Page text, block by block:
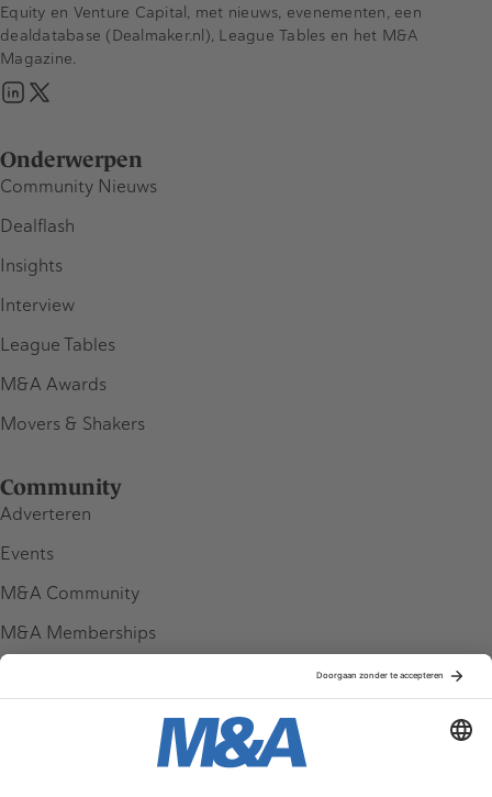
Onderwerpen
Community Nieuws
Dealflash
Insights
Interview
League Tables
M&A Awards
Movers & Shakers
Community
Adverteren
Events
M&A Community
M&A Memberships
Equity en Venture Capital, met nieuws, evenementen, een
dealdatabase (Dealmaker.nl), League Tables en het M&A
Magazine.